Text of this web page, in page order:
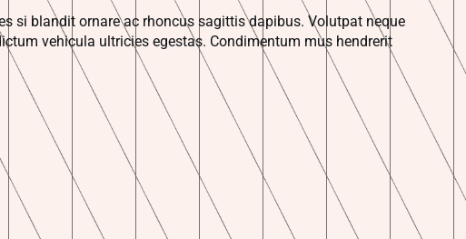
si blandit ornare ac rhoncus sagittis dapibus. Volutpat neque
vehicula ultricies egestas. Condimentum mus hendrerit